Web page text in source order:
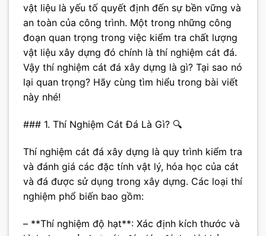
vật liệu là yếu tố quyết định đến sự bền vững và
an toàn của công trình. Một trong những công
đoạn quan trọng trong việc kiểm tra chất lượng
vật liệu xây dựng đó chính là thí nghiệm cát đá.
Vậy thí nghiệm cát đá xây dựng là gì? Tại sao nó
lại quan trọng? Hãy cùng tìm hiểu trong bài viết
này nhé!
### 1. Thí Nghiệm Cát Đá Là Gì? 🔍
Thí nghiệm cát đá xây dựng là quy trình kiểm tra
và đánh giá các đặc tính vật lý, hóa học của cát
và đá được sử dụng trong xây dựng. Các loại thí
nghiệm phổ biến bao gồm:
– **Thí nghiệm độ hạt**: Xác định kích thước và